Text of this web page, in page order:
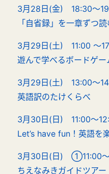
3月28日(金) 18:30～
「自省録」を一章ずつ読
3月29日(土) 11:00 ～
遊んで学べるボードゲー
3月29日(土) 13:00～
英語訳のたけくらべ
3月30日(日) 11:00～
Let’s have fun！英語を
3月30日(日) ①11:00
ちえなみきガイドツアー